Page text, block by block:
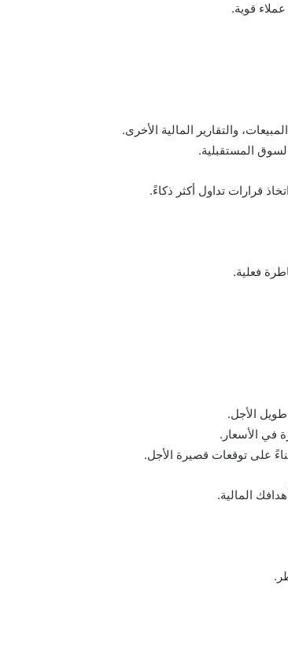
قوية.
والتقارير المالية الأخرى.
المستقبلية.
قرارات تداول أكثر ذكاءً.
فعلية.
الأجل.
في الأسعار.
على توقعات قصيرة الأجل.
المالية.